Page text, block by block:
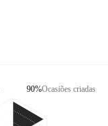
Ocasiões criadas
90%